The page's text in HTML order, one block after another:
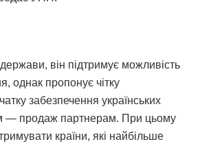
він підтримує можливість
однак пропонує чітку
забезпечення українських
— продаж партнерам. При цьому
країни, які найбільше